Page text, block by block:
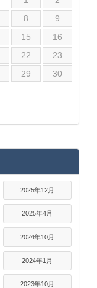
8
9
15
16
22
23
29
30
2025年12月
2025年4月
2024年10月
2024年1月
2023年10月